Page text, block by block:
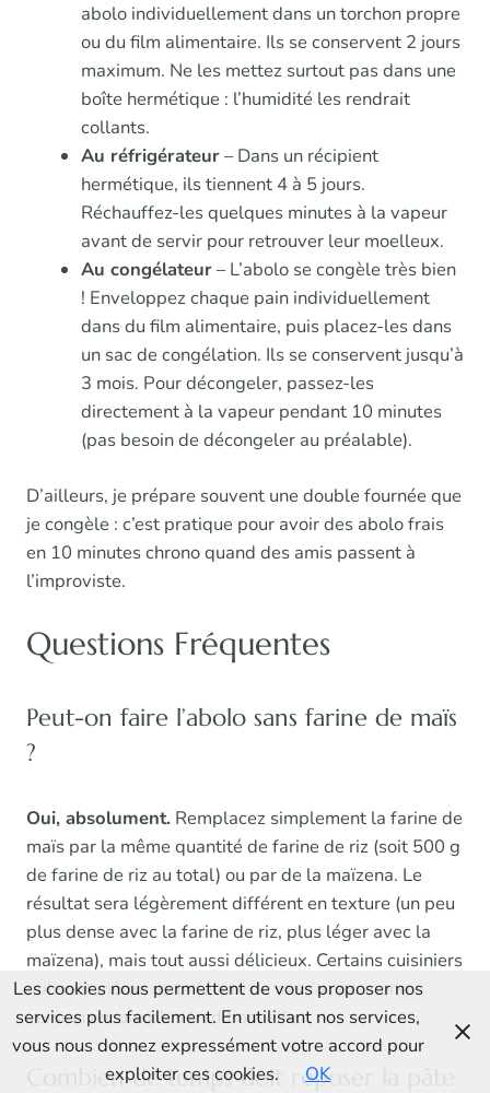
abolo individuellement dans un torchon propre
ou du film alimentaire. Ils se conservent 2 jours
maximum. Ne les mettez surtout pas dans une
boîte hermétique : l’humidité les rendrait
collants.
Au réfrigérateur– Dans un récipient
hermétique, ils tiennent 4 à 5 jours.
Réchauffez-les quelques minutes à la vapeur
avant de servir pour retrouver leur moelleux.
Au congélateur– L’abolo se congèle très bien
! Enveloppez chaque pain individuellement
dans du film alimentaire, puis placez-les dans
un sac de congélation. Ils se conservent jusqu’à
3 mois. Pour décongeler, passez-les
directement à la vapeur pendant 10 minutes
(pas besoin de décongeler au préalable).
D’ailleurs, je prépare souvent une double fournée que
je congèle : c’est pratique pour avoir des abolo frais
en 10 minutes chrono quand des amis passent à
l’improviste.
Questions Fréquentes
Peut-on faire l’abolo sans farine de maïs
?
Oui, absolument. Remplacez simplement la farine de
maïs par la même quantité de farine de riz (soit 500 g
de farine de riz au total) ou par de la maïzena. Le
résultat sera légèrement différent en texture (un peu
plus dense avec la farine de riz, plus léger avec la
maïzena), mais tout aussi délicieux. Certains cuisiniers
utilisent même de la fécule de manioc pour une
version encore plus traditionnelle.
Combien de temps doit reposer la pâte
Les cookies nous permettent de vous proposer nos
services plus facilement. En utilisant nos services,
vous nous donnez expressément votre accord pour
exploiter ces cookies.
OK